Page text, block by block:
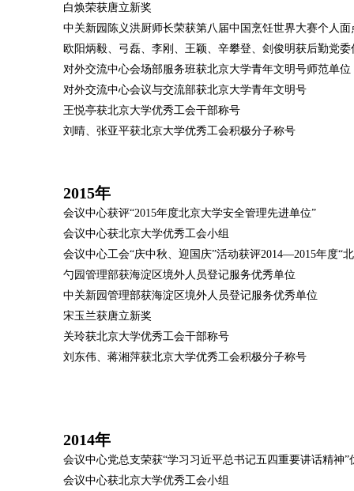
白焕荣获唐立新奖
中关新园陈义洪厨师长荣获第八届中国烹饪世界大赛个人
欧阳炳毅、弓磊、李刚、王颖、辛攀登、刽俊明获后勤党
对外交流中心会场部服务班获北京大学青年文明号师范单位
对外交流中心会议与交流部获北京大学青年文明号
王悦亭获北京大学优秀工会干部称号
刘晴、张亚平获北京大学优秀工会积极分子称号
2015年
会议中心获评“2015年度北京大学安全管理先进单位”
会议中心获北京大学优秀工会小组
会议中心工会“庆中秋、迎国庆”活动获评2014—2015年度“
勺园管理部获海淀区境外人员登记服务优秀单位
中关新园管理部获海淀区境外人员登记服务优秀单位
宋玉兰获唐立新奖
关玲获北京大学优秀工会干部称号
刘东伟、蒋湘萍获北京大学优秀工会积极分子称号
2014年
会议中心党总支荣获“学习习近平总书记五四重要讲话精神
会议中心获北京大学优秀工会小组